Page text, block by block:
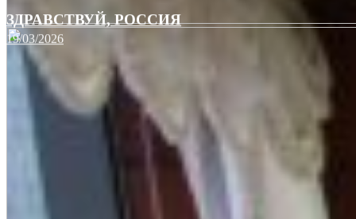
ЗДРАВСТВУЙ, РОССИЯ
19/03/2026